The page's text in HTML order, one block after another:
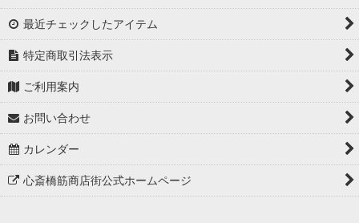
最近チェックしたアイテム
特定商取引法表示
ご利用案内
お問い合わせ
カレンダー
心斎橋筋商店街公式ホームページ